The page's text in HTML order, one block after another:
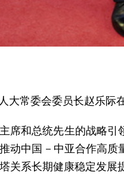
大常委会委员长赵乐际
席和总统先生的战略
动中国－中亚合作高
关系长期健康稳定发展